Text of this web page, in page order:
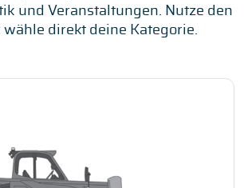
und Veranstaltungen. Nutze den
wähle direkt deine Kategorie.